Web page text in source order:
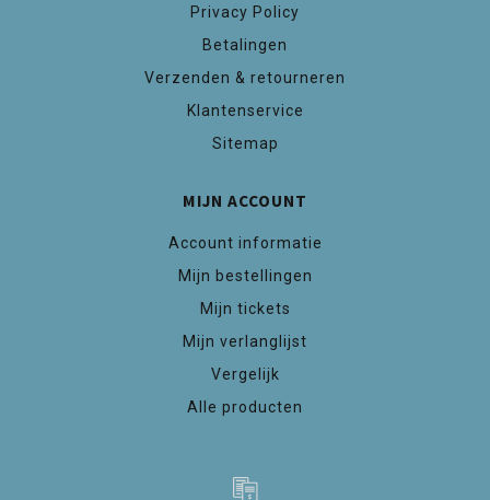
Privacy Policy
Betalingen
Verzenden & retourneren
Klantenservice
Sitemap
MIJN ACCOUNT
Account informatie
Mijn bestellingen
Mijn tickets
Mijn verlanglijst
Vergelijk
Alle producten